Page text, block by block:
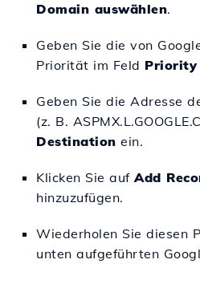
Domain auswählen.
Geben Sie die von
Priorität im Feld Priority
Geben Sie die Adresse
(z. B.
Destination ein.
Klicken Sie aufAdd
hinzuzufügen.
Wiederholen Sie diesen
unten aufgeführten